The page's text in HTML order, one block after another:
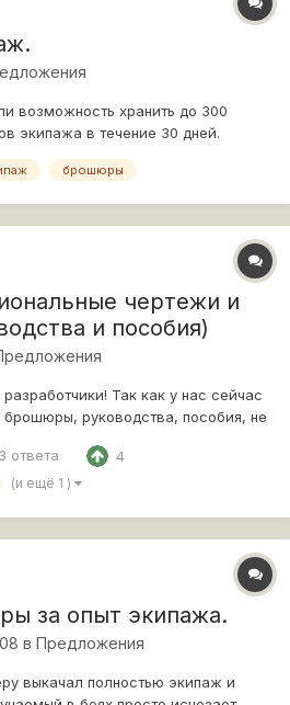
возможность хранить до 300
экипажа в течение 30 дней.
идея лучше. Дайте возможность
оп...
брошюры
чертежи и
и пособия)
Так как у нас сейчас
руководства, пособия, не
вы взаимодействие с ними.
Пропуске например) дают
3 ответа 4
(и ещё 1 )
за опыт экипажа.
в Предложения
выкачал полностью экипаж и